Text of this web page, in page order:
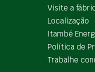
Visite a
Localização
Itambé
Política de
Trabalhe